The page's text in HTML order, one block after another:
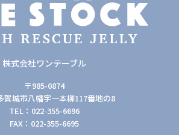
株式会社ワンテーブル
〒985-0874
賀城市八幡字一本柳117番地の8
TEL：022-355-6696
FAX：022-355-6695